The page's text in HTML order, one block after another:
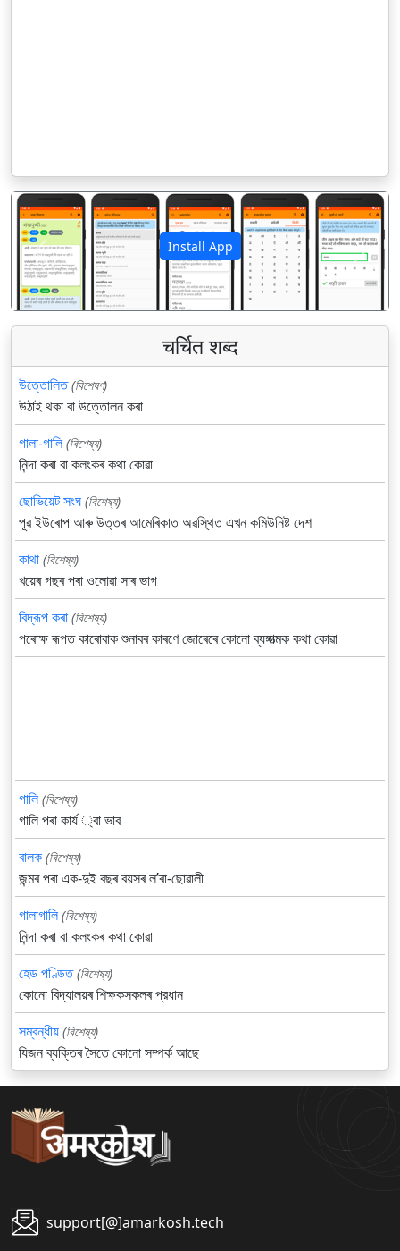
Install App
पिछला अगला
चर्चित शब्द
উত্তোলিত (বিশেষণ)
উঠাই থকা বা উত্তোলন কৰা
গালা-গালি (বিশেষ্য)
নিন্দা কৰা বা কলংকৰ কথা কোৱা
ছোভিয়েট সংঘ (বিশেষ্য)
পূৱ ইউৰোপ আৰু উত্তৰ আমেৰিকাত অৱস্থিত এখন কমিউনিষ্ট দেশ
কাথা (বিশেষ্য)
খয়েৰ গছৰ পৰা ওলোৱা সাৰ ভাগ
বিদ্রূপ কৰা (বিশেষ্য)
পৰোক্ষ ৰূপত কাৰোবাক শুনাবৰ কাৰণে জোৰেৰে কোনো ব্যঙ্গাত্মক কথা কোৱা
গালি (বিশেষ্য)
গালি পৰা কার্য ্বা ভাব
বালক (বিশেষ্য)
জন্মৰ পৰা এক-দুই বছৰ বয়সৰ লʼৰা-ছোৱালী
গালাগালি (বিশেষ্য)
নিন্দা কৰা বা কলংকৰ কথা কোৱা
হেড পণ্ডিত (বিশেষ্য)
কোনো বিদ্যালয়ৰ শিক্ষকসকলৰ প্রধান
সম্বন্ধীয় (বিশেষ্য)
যিজন ব্যক্তিৰ সৈতে কোনো সম্পর্ক আছে
support[@]amarkosh.tech